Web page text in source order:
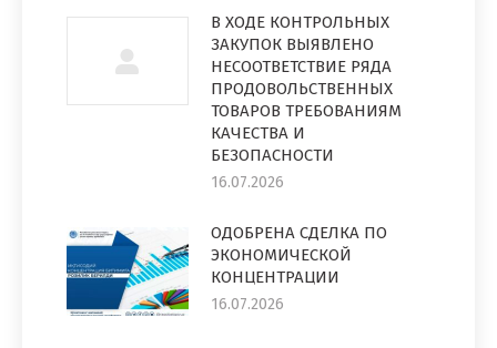
В ХОДЕ КОНТРОЛЬНЫХ
ЗАКУПОК ВЫЯВЛЕНО
НЕСООТВЕТСТВИЕ РЯДА
ПРОДОВОЛЬСТВЕННЫХ
ТОВАРОВ ТРЕБОВАНИЯМ
КАЧЕСТВА И
БЕЗОПАСНОСТИ
16.07.2026
ОДОБРЕНА СДЕЛКА ПО
ЭКОНОМИЧЕСКОЙ
КОНЦЕНТРАЦИИ
16.07.2026